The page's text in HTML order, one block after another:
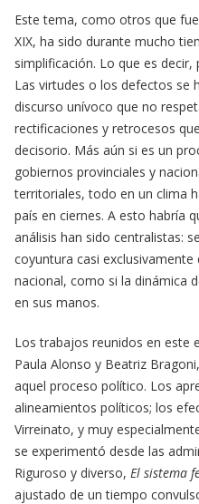
Este tema, como otros que
XIX, ha sido durante mucho
simplificación. Lo que es
Las virtudes o los defectos se
discurso unívoco que no
rectificaciones y retrocesos
decisorio. Más aún si es un
gobiernos provinciales y
territoriales, todo en un clima
país en ciernes. A esto habría
análisis han sido centralistas:
coyuntura casi
nacional, como si la dinámica
en sus manos.
Los trabajos reunidos en este
Paula Alonso y Beatriz
aquel proceso político. Los
alineamientos políticos; los
Virreinato, y muy
se experimentó desde las
Riguroso y diverso, El sistema
ajustado de un tiempo